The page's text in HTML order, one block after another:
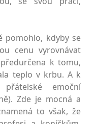
pomohlo, kdyby se
cenu vyrovnávat
k tomu,
teplo v krbu. A k
emoční
Zde je mocná a
to však, že